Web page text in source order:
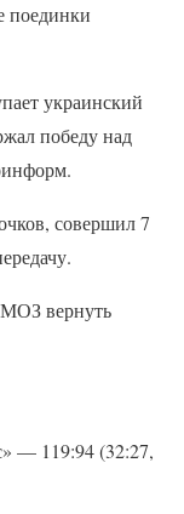
поединки
украинский
победу над
совершил 7
вернуть
— 119:94 (32:27,